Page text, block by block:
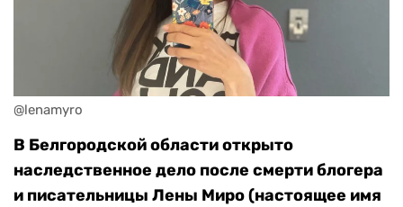
@lenamyro
В Белгородской области открыто
наследственное дело после смерти блогера
и писательницы Лены Миро (настоящее имя